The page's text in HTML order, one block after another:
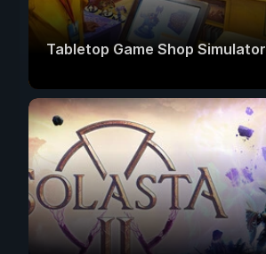
Tabletop Game Shop Simulator